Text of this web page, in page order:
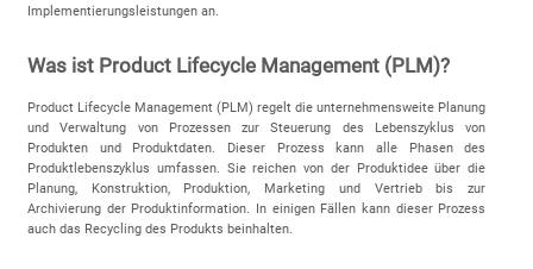
Implementierungsleistungen an.
Was ist Product Lifecycle Management (PLM)?
Product Lifecycle Management (PLM) regelt die unternehmensweite Planung
und Verwaltung von Prozessen zur Steuerung des Lebenszyklus von
Produkten und Produktdaten. Dieser Prozess kann alle Phasen des
Produktlebenszyklus umfassen. Sie reichen von der Produktidee über die
Planung, Konstruktion, Produktion, Marketing und Vertrieb bis zur
Archivierung der Produktinformation. In einigen Fällen kann dieser Prozess
auch das Recycling des Produkts beinhalten.